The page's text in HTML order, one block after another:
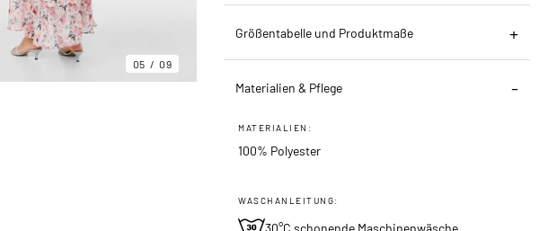
05 09
06
Größentabelle und Produktmaße
Materialien & Pflege
MATERIALIEN:
100% Polyester
WASCHANLEITUNG:
30°C schonende Maschinenwäsche